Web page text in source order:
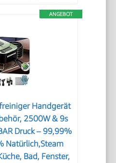
ANGEBOT
Handgerät
2500W & 9s
Druck – 99,99%
Natürlich,Steam
Bad, Fenster,